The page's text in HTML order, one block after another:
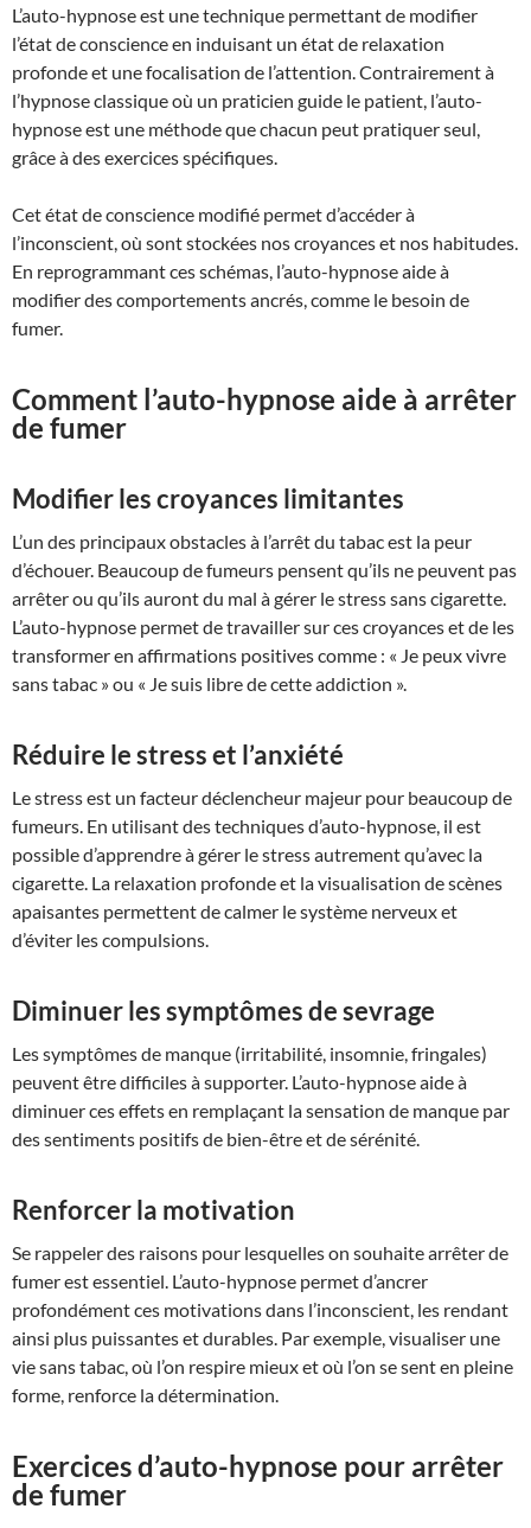
L’auto-hypnose est une technique permettant de modifier
l’état de conscience en induisant un état de relaxation
profonde et une focalisation de l’attention. Contrairement à
l’hypnose classique où un praticien guide le patient, l’auto-
hypnose est une méthode que chacun peut pratiquer seul,
grâce à des exercices spécifiques.
Cet état de conscience modifié permet d’accéder à
l’inconscient, où sont stockées nos croyances et nos habitudes.
En reprogrammant ces schémas, l’auto-hypnose aide à
modifier des comportements ancrés, comme le besoin de
fumer.
Comment l’auto-hypnose aide à arrêter
de fumer
Modifier les croyances limitantes
L’un des principaux obstacles à l’arrêt du tabac est la peur
d’échouer. Beaucoup de fumeurs pensent qu’ils ne peuvent pas
arrêter ou qu’ils auront du mal à gérer le stress sans cigarette.
L’auto-hypnose permet de travailler sur ces croyances et de les
transformer en affirmations positives comme : « Je peux vivre
sans tabac » ou « Je suis libre de cette addiction ».
Réduire le stress et l’anxiété
Le stress est un facteur déclencheur majeur pour beaucoup de
fumeurs. En utilisant des techniques d’auto-hypnose, il est
possible d’apprendre à gérer le stress autrement qu’avec la
cigarette. La relaxation profonde et la visualisation de scènes
apaisantes permettent de calmer le système nerveux et
d’éviter les compulsions.
Diminuer les symptômes de sevrage
Les symptômes de manque (irritabilité, insomnie, fringales)
peuvent être difficiles à supporter. L’auto-hypnose aide à
diminuer ces effets en remplaçant la sensation de manque par
des sentiments positifs de bien-être et de sérénité.
Renforcer la motivation
Se rappeler des raisons pour lesquelles on souhaite arrêter de
fumer est essentiel. L’auto-hypnose permet d’ancrer
profondément ces motivations dans l’inconscient, les rendant
ainsi plus puissantes et durables. Par exemple, visualiser une
vie sans tabac, où l’on respire mieux et où l’on se sent en pleine
forme, renforce la détermination.
Exercices d’auto-hypnose pour arrêter
de fumer